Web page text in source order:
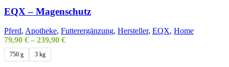
EQX – Magenschutz
Pferd, Apotheke, Futterergänzung, Hersteller, EQX, Home
79,90 € – 239,90 €
750 g 3 kg